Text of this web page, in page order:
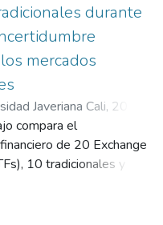
durante
mercados
Javeriana Cali, 2026
Marcela ;Tosse
; Orozco Cerón,
compara el
de 20 Exchange
10 tradicionales y 10
1 y 2), durante